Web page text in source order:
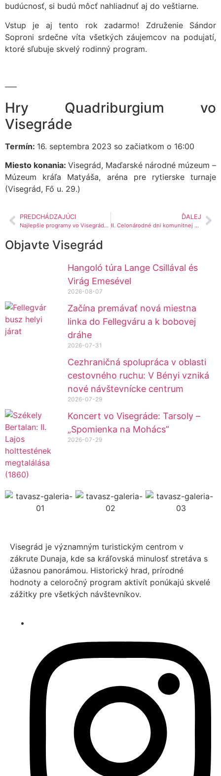
budúcnosť, si budú môcť nahliadnuť aj do veštiarne.
Vstup je aj tento rok zadarmo! Združenie Sándor
Soproni srdečne víta všetkých záujemcov na podujatí,
ktoré sľubuje skvelý rodinný program.
—–
Hry Quadriburgium vo
Visegráde
Termín: 16. septembra 2023 so začiatkom o 16:00
Miesto konania: Visegrád, Maďarské národné múzeum –
Múzeum kráľa Matyáša, aréna pre rytierske turnaje
(Visegrád, Fő u. 29.)
PREDCHÁDZAJÚCI
Najlepšie programy vo Visegráde (4. časť)
ĎALEJ
II. Celonárodné dni komunitnej archeológie vo Visegráde
Objavte Visegrád
Hangoló túra Lange Csillával és
Virág Emesével
2026-08-07
Začína premávať nová miestna
linka do Fellegváru a k bobovej
dráhe
2026-07-31
Cezhraničná spolupráca v oblasti
cestovného ruchu: V Bényi vzniká
nové návštevnícke centrum
2026-07-29
Koncert vo Visegráde: Tarsoly –
„Spomienka na Mohács”
2026-07-29
Visegrád je významným turistickým centrom v
zákrute Dunaja, kde sa kráľovská minulosť stretáva s
úžasnou panorámou. Historický hrad, prírodné
hodnoty a celoročný program aktivít ponúkajú skvelé
zážitky pre všetkých návštevníkov.